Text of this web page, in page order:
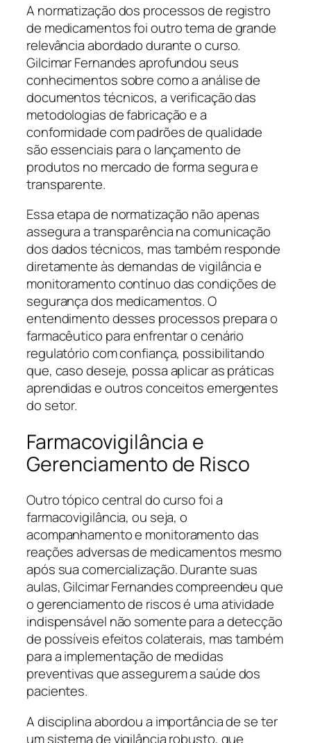
A normatização dos processos de registro
de medicamentos foi outro tema de grande
relevância abordado durante o curso.
Gilcimar Fernandes aprofundou seus
conhecimentos sobre como a análise de
documentos técnicos, a verificação das
metodologias de fabricação e a
conformidade com padrões de qualidade
são essenciais para o lançamento de
produtos no mercado de forma segura e
transparente.
Essa etapa de normatização não apenas
assegura a transparência na comunicação
dos dados técnicos, mas também responde
diretamente às demandas de vigilância e
monitoramento contínuo das condições de
segurança dos medicamentos. O
entendimento desses processos prepara o
farmacêutico para enfrentar o cenário
regulatório com confiança, possibilitando
que, caso deseje, possa aplicar as práticas
aprendidas e outros conceitos emergentes
do setor.
Farmacovigilância e
Gerenciamento de Risco
Outro tópico central do curso foi a
farmacovigilância, ou seja, o
acompanhamento e monitoramento das
reações adversas de medicamentos mesmo
após sua comercialização. Durante suas
aulas, Gilcimar Fernandes compreendeu que
o gerenciamento de riscos é uma atividade
indispensável não somente para a detecção
de possíveis efeitos colaterais, mas também
para a implementação de medidas
preventivas que assegurem a saúde dos
pacientes.
A disciplina abordou a importância de se ter
um sistema de vigilância robusto, que